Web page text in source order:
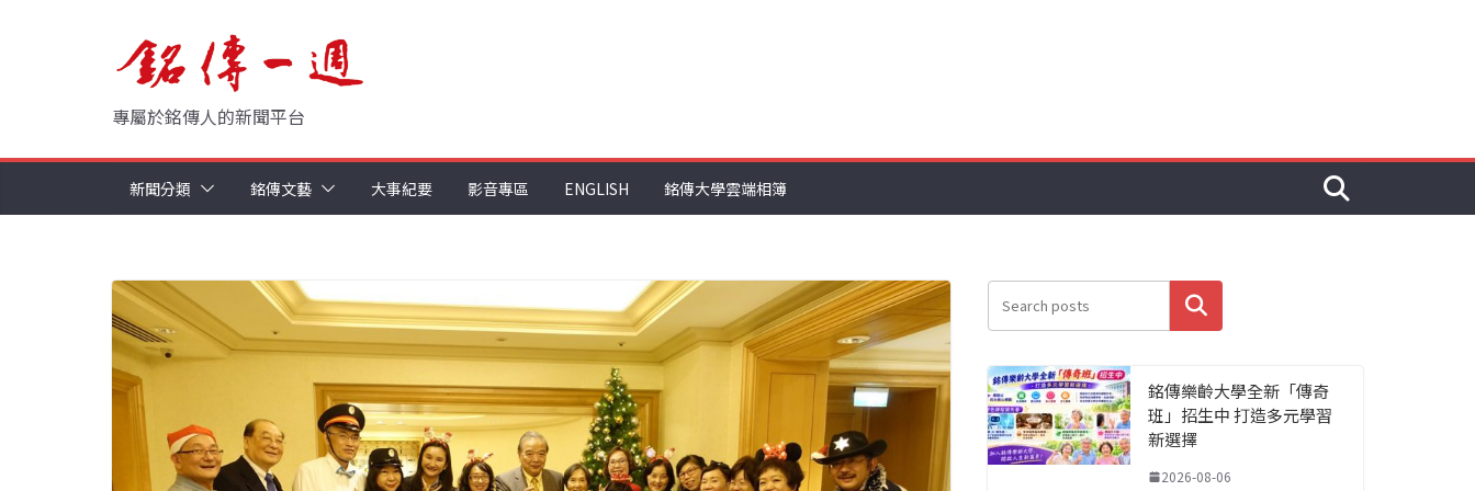
專屬於銘傳人的新聞平台
新聞分類 銘傳文藝 大事紀要 影音專區 ENGLISH 銘傳大學雲端相簿
搜尋
銘傳樂齡大學全新「傳奇
班」招生中 打造多元學習
新選擇
2026-08-06